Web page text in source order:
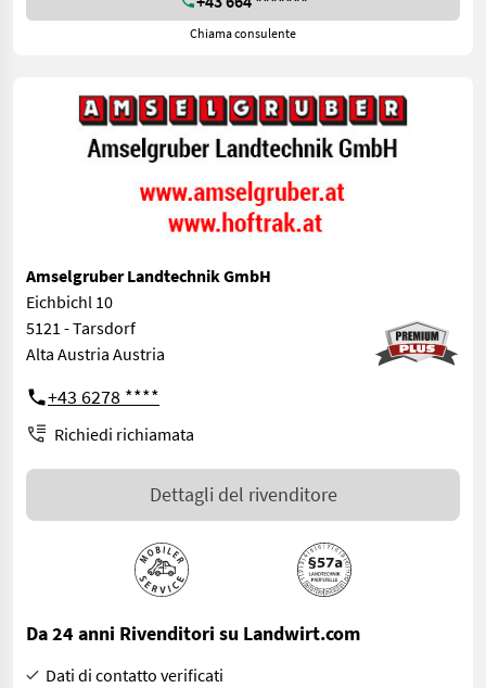
Chiama consulente
Amselgruber Landtechnik GmbH
Eichbichl 10
5121 - Tarsdorf
Alta Austria Austria
+43 6278 ****
Richiedi richiamata
Dettagli del rivenditore
Da 24 anni Rivenditori su Landwirt.com
Dati di contatto verificati